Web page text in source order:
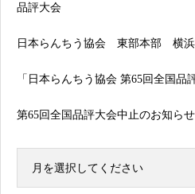
品評大会
日本らんちう協会 東部本部 横
「日本らんちう協会 第65回全国品
第65回全国品評大会中止のお知らせ
月を選択してください